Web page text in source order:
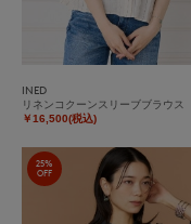
INED
リネンコクーンスリーブブラウス
￥16,500(税込)
25%
OFF